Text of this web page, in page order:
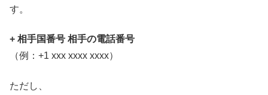
す。
+ 相手国番号 相手の電話番号
（例：+1 xxx xxxx xxxx）
ただし、